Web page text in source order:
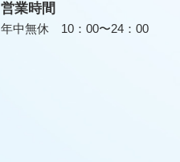
営業時間
年中無休 10：00〜24：00